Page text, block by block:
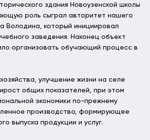
здания Новоузенской школы
роль сыграл авторитет нашего
Володина, который инициировал
заведения. Наконец объект
организовать обучающий процесс в
улучшение жизни на селе
общих показателей, при этом
экономики по-прежнему
производство, формирующее
выпуска продукции и услуг.